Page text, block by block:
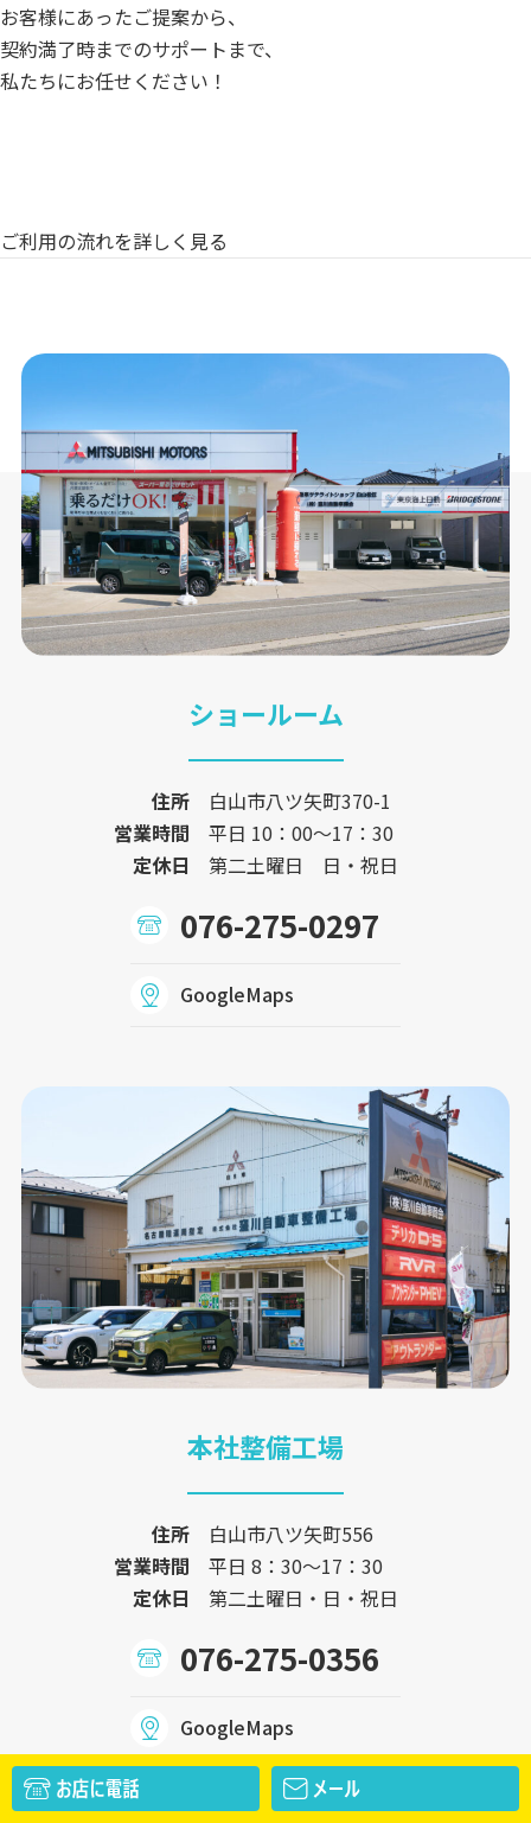
お客様にあったご提案から、
契約満了時までのサポートまで、
私たちにお任せください！
ご利用の流れを詳しく見る
ショールーム
住所
白山市八ツ矢町370-1
営業時間
平日 10：00〜17：30
定休日
第二土曜日 日・祝日
076-275-0297
GoogleMaps
本社整備工場
住所
白山市八ツ矢町556
営業時間
平日 8：30〜17：30
定休日
第二土曜日・日・祝日
076-275-0356
GoogleMaps